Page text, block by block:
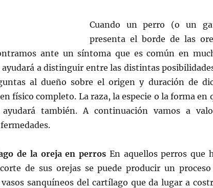
Cuando un perro (o un
presenta el borde de las
ante un síntoma que es común en
ayudará a distinguir entre las distintas
al dueño sobre el origen y duración de
físico completo. La raza, la especie o la forma en
también. A continuación vamos a
de la oreja en perros En aquellos perros que
de sus orejas se puede producir un proceso
sanquíneos del cartílago que da lugar a